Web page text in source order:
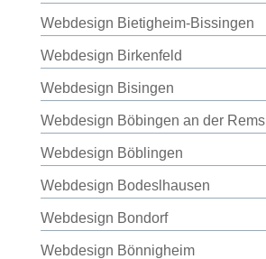
Webdesign Bietigheim-Bissingen
Webdesign Birkenfeld
Webdesign Bisingen
Webdesign Böbingen an der Rems
Webdesign Böblingen
Webdesign Bodeslhausen
Webdesign Bondorf
Webdesign Bönnigheim